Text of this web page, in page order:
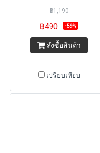
I361M [มี 2 สี สีฟ้า สีชมพู] / รับ
ประกัน 2 ปี พร้อมมี มอก.
฿1,190
฿490 -59%
สั่งซื้อสินค้า
เปรียบเทียบ